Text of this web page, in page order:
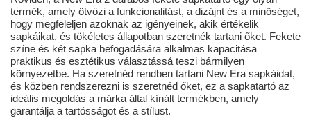
termék, amely ötvözi a funkcionalitást, a dizájnt és a minőséget,
hogy megfeleljen azoknak az igényeinek, akik értékelik
sapkáikat, és tökéletes állapotban szeretnék tartani őket. Fekete
színe és két sapka befogadására alkalmas kapacitása
praktikus és esztétikus választássá teszi bármilyen
környezetbe. Ha szeretnéd rendben tartani New Era sapkáidat,
és közben rendszerezni is szeretnéd őket, ez a sapkatartó az
ideális megoldás a márka által kínált termékben, amely
garantálja a tartósságot és a stílust.